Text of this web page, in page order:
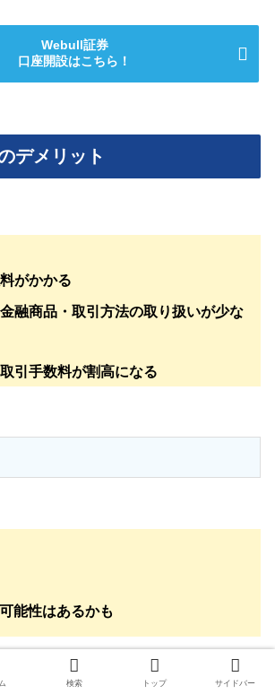
Webull証券
口座開設はこちら！
デメリット
がかかる
融商品・取引方法の取り扱いが少な
引手数料が割高になる
能性はあるかも
検索 トップ サイドバー